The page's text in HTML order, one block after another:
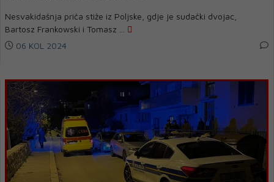
Nesvakidašnja priča stiže iz Poljske, gdje je sudački dvojac,
Bartosz Frankowski i Tomasz ...
06 KOL 2024